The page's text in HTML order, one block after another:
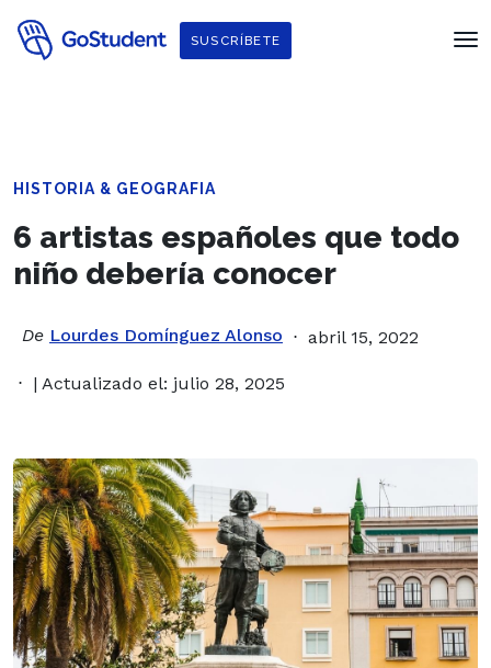
SUSCRÍBETE
HISTORIA & GEOGRAFIA
6 artistas españoles que todo
niño debería conocer
De Lourdes Domínguez Alonso abril 15, 2022
| Actualizado el: julio 28, 2025